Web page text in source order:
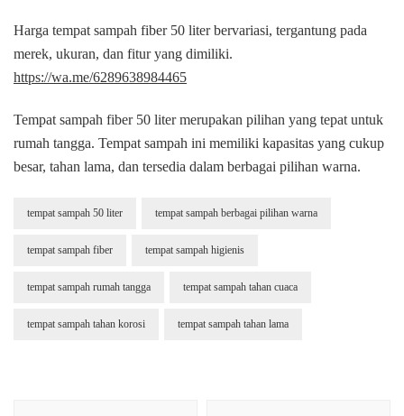
Harga tempat sampah fiber 50 liter bervariasi, tergantung pada
merek, ukuran, dan fitur yang dimiliki.
https://wa.me/6289638984465
Tempat sampah fiber 50 liter merupakan pilihan yang tepat untuk
rumah tangga. Tempat sampah ini memiliki kapasitas yang cukup
besar, tahan lama, dan tersedia dalam berbagai pilihan warna.
tempat sampah 50 liter tempat sampah berbagai pilihan warna
tempat sampah fiber tempat sampah higienis
tempat sampah rumah tangga tempat sampah tahan cuaca
tempat sampah tahan korosi tempat sampah tahan lama